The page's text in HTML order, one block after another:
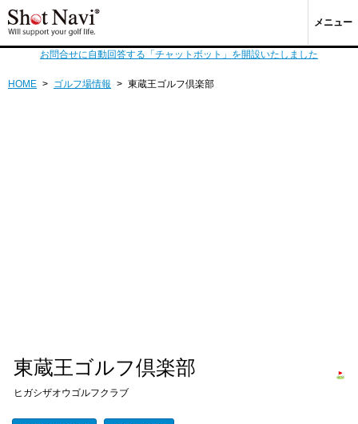
メニュー
お問合せに自動回答する「チャットボット」を開設いたしました
HOME > ゴルフ場情報 > 東蔵王ゴルフ倶楽部
東蔵王ゴルフ倶楽部
ヒガシザオウゴルフクラブ